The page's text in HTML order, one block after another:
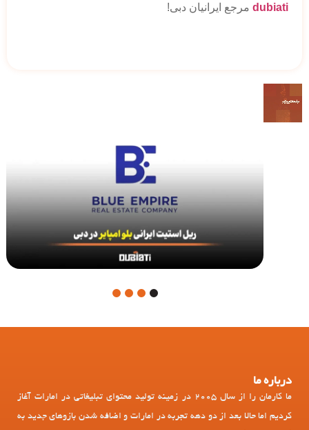
dubiati مرجع ایرانیان دبی!
1
درباره ما
ما کارمان را از سال 2005 در زمینه تولید محتوای تبلیغاتی در امارات آغاز
کردیم اما حالا بعد از دو دهه تجربه در امارات و اضافه شدن بازوهای جدید به